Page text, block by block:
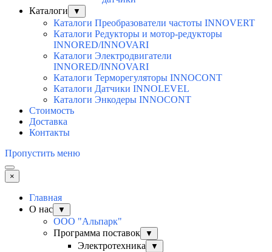
Каталоги
▼
Каталоги Преобразователи частоты INNOVERT
Каталоги Редукторы и мотор-редукторы
INNORED/INNOVARI
Каталоги Электродвигатели
INNORED/INNOVARI
Каталоги Терморегуляторы INNOCONT
Каталоги Датчики INNOLEVEL
Каталоги Энкодеры INNOCONT
Стоимость
Доставка
Контакты
Пропустить меню
×
Главная
О нас
▼
ООО "Альпарк"
Программа поставок
▼
Электротехника ▼